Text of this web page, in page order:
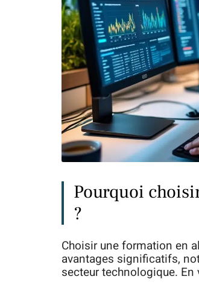
Pourquoi
?
Choisir une formation en
avantages significatifs,
secteur technologique.